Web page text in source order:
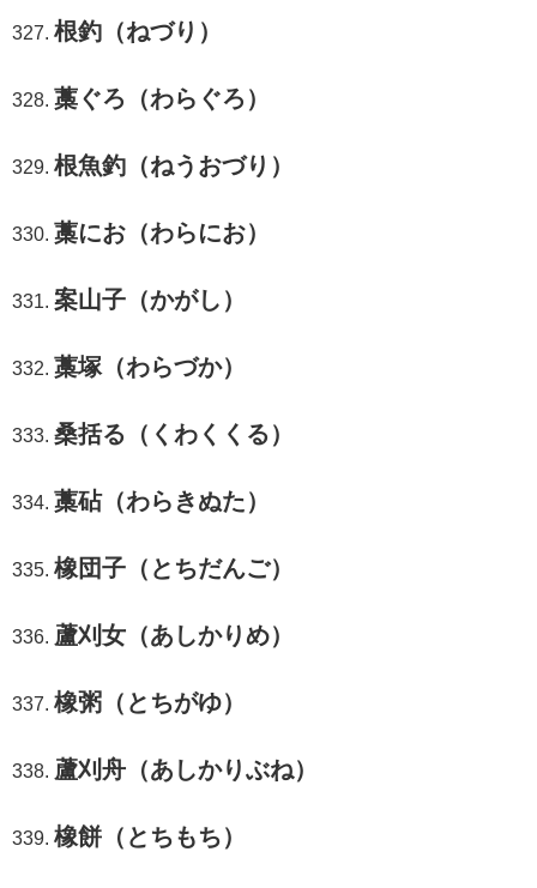
根釣（ねづり）
藁ぐろ（わらぐろ）
根魚釣（ねうおづり）
藁にお（わらにお）
案山子（かがし）
藁塚（わらづか）
桑括る（くわくくる）
藁砧（わらきぬた）
橡団子（とちだんご）
蘆刈女（あしかりめ）
橡粥（とちがゆ）
蘆刈舟（あしかりぶね）
橡餅（とちもち）